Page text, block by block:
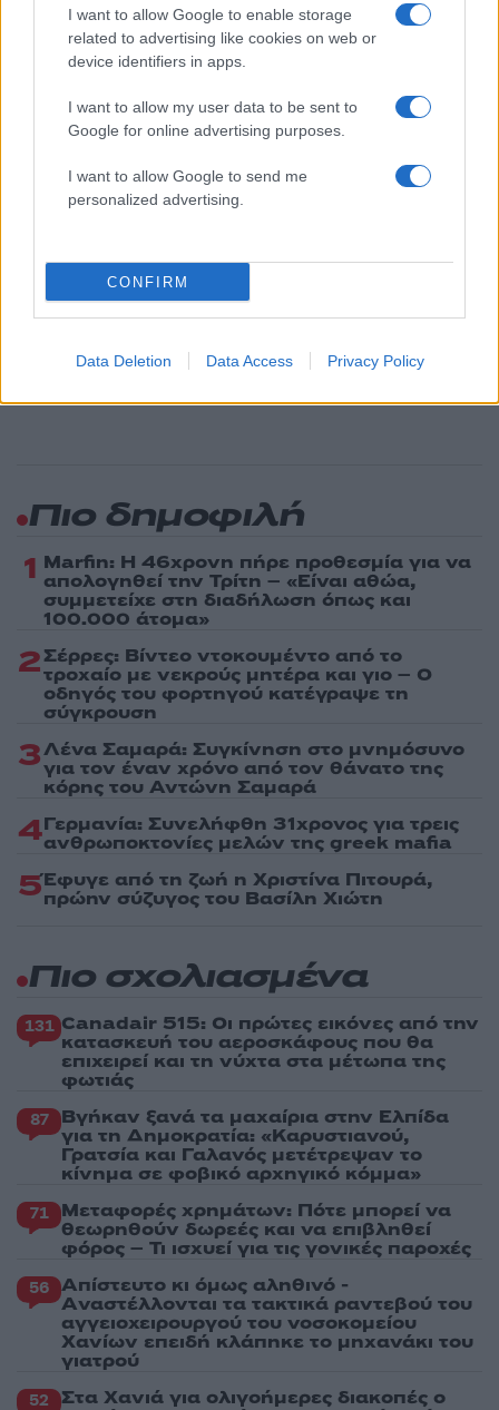
I want to allow Google to enable storage
related to advertising like cookies on web or
device identifiers in apps.
I want to allow my user data to be sent to
Google for online advertising purposes.
I want to allow Google to send me
personalized advertising.
CONFIRM
Data Deletion Data Access Privacy Policy
Lifestyle
ΝΙΚΟΣ ΕΥΑΓΓΕΛΑΤΟΣ
Share:
ενημερωθείτε πρώτοι για όλη την ειδησεογραφία και τα
τελευταία νέατης ημέρας
Ίση με 6 βόμβες Χιροσίμα η
ενέργεια που
απελευθερώθηκε από τη
mega fire σε Αττική και
σε 2 βράδια το 55% της
έκτασης
«Ψήνονται» στα
δυτική και βόρεια
Πιο δημοφιλή
1 Marfin: Η 46χρονη πήρε προθεσμία για να
απολογηθεί την Τρίτη – «Είναι αθώα,
συμμετείχε στη διαδήλωση όπως και
100.000 άτομα»
2Σέρρες: Βίντεο ντοκουμέντο από το
τροχαίο με νεκρούς μητέρα και γιο – Ο
οδηγός του φορτηγού κατέγραψε τη
σύγκρουση
3Λένα Σαμαρά: Συγκίνηση στο μνημόσυνο
για τον έναν χρόνο από τον θάνατο της
κόρης του Αντώνη Σαμαρά
4Γερμανία: Συνελήφθη 31χρονος για τρεις
ανθρωποκτονίες μελών της greek mafia
5Έφυγε από τη ζωή η Χριστίνα Πιτουρά,
πρώην σύζυγος του Βασίλη Χιώτη
Πιο σχολιασμένα
131 Canadair 515: Οι πρώτες εικόνες από την
κατασκευή του αεροσκάφους που θα
επιχειρεί και τη νύχτα στα μέτωπα της
φωτιάς
87 Βγήκαν ξανά τα μαχαίρια στην Ελπίδα
για τη Δημοκρατία: «Καρυστιανού,
Γρατσία και Γαλανός μετέτρεψαν το
κίνημα σε φοβικό αρχηγικό κόμμα»
71 Μεταφορές χρημάτων: Πότε μπορεί να
θεωρηθούν δωρεές και να επιβληθεί
φόρος – Τι ισχυεί για τις γονικές παροχές
56 Απίστευτο κι όμως αληθινό -
Aναστέλλονται τα τακτικά ραντεβού του
αγγειοχειρουργού του νοσοκομείου
Χανίων επειδή κλάπηκε το μηχανάκι του
γιατρού
52 Στα Χανιά για ολιγοήμερες διακοπές ο